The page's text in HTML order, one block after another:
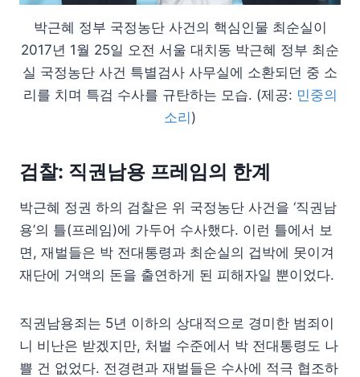
박근혜 정부 국정농단 사건의 핵심인물 최순실이
2017년 1월 25일 오전 서울 대치동 박근혜 정부 최순
실 국정농단 사건 특별검사 사무실에 소환되던 중 소
리를 치며 특검 수사를 규탄하는 모습. (제공: 민중의
소리)
검찰: 직권남용 프레임의 한계
박근혜 정권 하의 검찰은 위 국정농단 사건을 ‘직권남
용’의 틀(프레임)에 가두어 수사했다. 이런 틀에서 보
면, 재벌들은 박 전대통령과 최순실의 겁박에 못이겨
재단에 거액의 돈을 출연하게 된 피해자일 뿐이었다.
직권남용죄는 5년 이하의 상대적으로 경미한 범죄이
니 비난은 받겠지만, 처벌 수준에서 박 전대통령도 나
쁠 건 없었다. 전경련과 재벌들은 수사에 적극 협조하